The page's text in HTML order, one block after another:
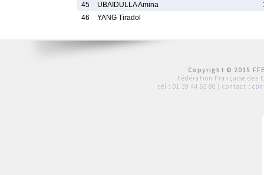
45
UBAIDULLA Amina
46
YANG Tiradol
Copyright © 2015
Fédération Française des
tél : 01 39 44 65 80 | contact :